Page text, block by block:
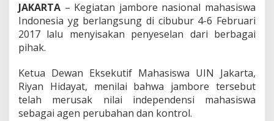
M
U
I
k
a
r
t
JAKARTA – Kegiatan jambore nasional mahasiswa
Indonesia yg berlangsung di cibubur 4-6 Februari
2017 lalu menyisakan penyeselan dari berbagai
pihak.
Ketua Dewan Eksekutif Mahasiswa UIN Jakarta,
Riyan Hidayat, menilai bahwa jambore tersebut
telah merusak nilai independensi mahasiswa
sebagai agen perubahan dan kontrol.